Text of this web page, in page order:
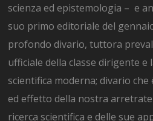
scienza ed epistemologia – e
suo primo editoriale del
profondo divario, tuttora
ufficiale della classe dirigente e
scientifica moderna; divario
ed effetto della nostra
ricerca scientifica e delle sue